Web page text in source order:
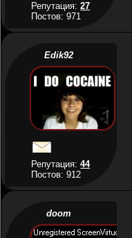
Репутация:27
Постов: 971
Edik92
Репутация:44
Постов: 912
doom